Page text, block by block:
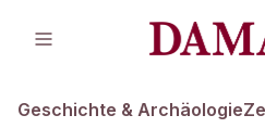
Geschichte & Archäologie